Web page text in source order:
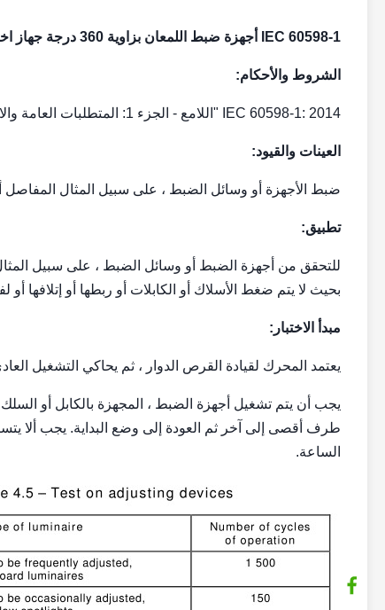
IEC 60598-1 أجهزة ضبط اللمعان بزاوية 360 درجة جهاز اختبار التحكم PLC بالحركة
الشروط والأحكام:
IEC 60598-1: 2014 "اللامع - الجزء 1: المتطلبات العامة والاختبارات" ، الفقرة 4.14.3
العينات والقيود:
ضبط الأجهزة أو وسائل الضبط ، على سبيل المثال المفاصل
تطبيق:
للتحقق من أجهزة الضبط أو وسائل الضبط ، على سبيل
بحيث لا يتم ضغط الأسلاك أو الكابلات أو ربطها أو إتلافها أو لفها على طول
مبدأ الاختبار:
يعتمد المحرك لقيادة القرص الدوار ، ثم يحاكي التشغيل
الساعة.